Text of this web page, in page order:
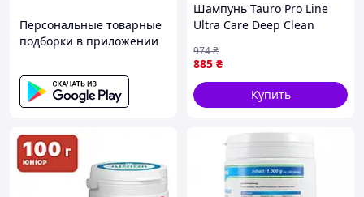
Персональные товарные
подборки в приложении
Шампунь Tauro Pro Line
Ultra Care Deep Clean
очистки кожи и шерсти
собак и кошек 400 мл
(TPL6-vart)
885 ₴
974₴
Купить